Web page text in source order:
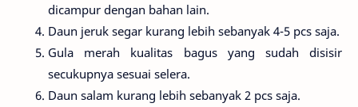
dicampur dengan bahan lain.
Daun jeruk segar kurang lebih sebanyak 4-5 pcs saja.
Gula merah kualitas bagus yang sudah disisir
secukupnya sesuai selera.
Daun salam kurang lebih sebanyak 2 pcs saja.